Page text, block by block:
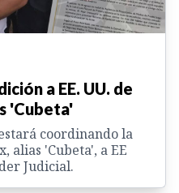
a EE. UU. de
'Cubeta'
coordinando la
alias 'Cubeta', a EE
Judicial.